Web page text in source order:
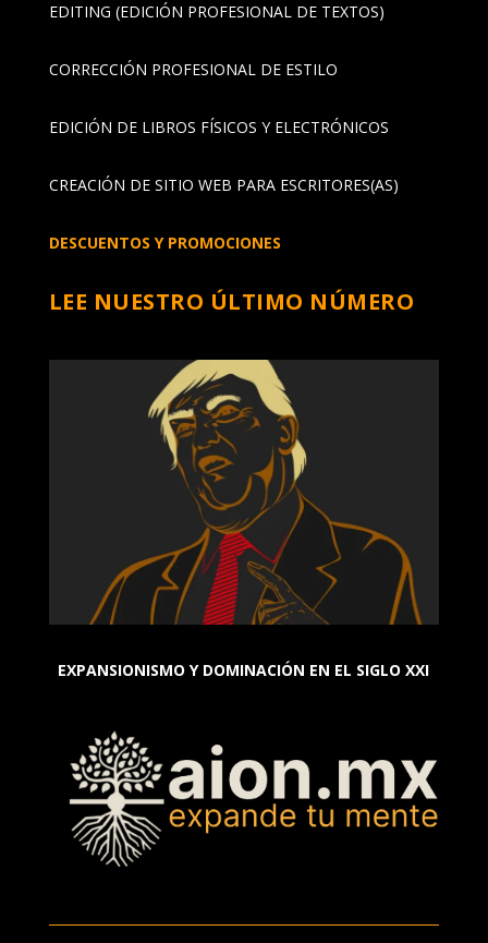
EDITING (EDICIÓN PROFESIONAL DE TEXTOS)
CORRECCIÓN PROFESIONAL DE ESTILO
EDICIÓN DE LIBROS FÍSICOS Y ELECTRÓNICOS
CREACIÓN DE SITIO WEB PARA ESCRITORES(AS)
DESCUENTOS Y PROMOCIONES
LEE NUESTRO ÚLTIMO NÚMERO
EXPANSIONISMO Y DOMINACIÓN EN EL SIGLO XXI